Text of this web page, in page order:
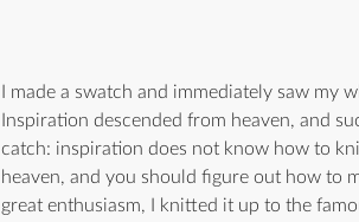
I made a swatch and immediately saw my
Inspiration descended from heaven, and
catch: inspiration does not know how to
heaven, and you should figure out how to
great enthusiasm, I knitted it up to the